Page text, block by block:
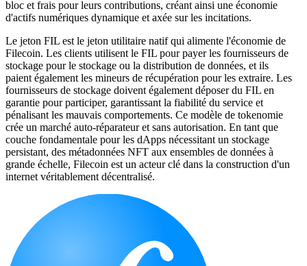
bloc et frais pour leurs contributions, créant ainsi une économie
d'actifs numériques dynamique et axée sur les incitations.
Le jeton FIL est le jeton utilitaire natif qui alimente l'économie de
Filecoin. Les clients utilisent le FIL pour payer les fournisseurs de
stockage pour le stockage ou la distribution de données, et ils
paient également les mineurs de récupération pour les extraire. Les
fournisseurs de stockage doivent également déposer du FIL en
garantie pour participer, garantissant la fiabilité du service et
pénalisant les mauvais comportements. Ce modèle de tokenomie
crée un marché auto-réparateur et sans autorisation. En tant que
couche fondamentale pour les dApps nécessitant un stockage
persistant, des métadonnées NFT aux ensembles de données à
grande échelle, Filecoin est un acteur clé dans la construction d'un
internet véritablement décentralisé.